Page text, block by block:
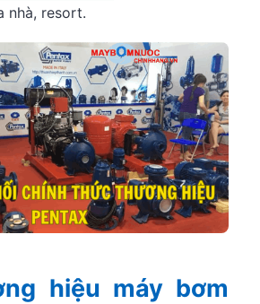
nhà, resort.
hiệu máy bơm